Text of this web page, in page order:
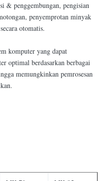
& penggembungan, pengisian
penyemprotan minyak
otomatis.
komputer yang dapat
optimal berdasarkan berbagai
memungkinkan pemrosesan